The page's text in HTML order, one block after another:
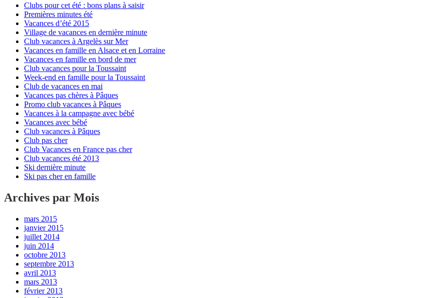
Clubs pour cet été : bons plans à saisir
Premières minutes été
Vacances d’été 2015
Village de vacances en dernière minute
Club vacances à Argelès sur Mer
Vacances en famille en Alsace et en Lorraine
Vacances en famille en bord de mer
Club vacances pour la Toussaint
Week-end en famille pour la Toussaint
Club de vacances en mai
Vacances pas chères à Pâques
Promo club vacances à Pâques
Vacances à la campagne avec bébé
Vacances avec bébé
Club vacances à Pâques
Club pas cher
Club Vacances en France pas cher
Club vacances été 2013
Ski dernière minute
Ski pas cher en famille
Archives par Mois
mars 2015
janvier 2015
juillet 2014
juin 2014
octobre 2013
septembre 2013
avril 2013
mars 2013
février 2013